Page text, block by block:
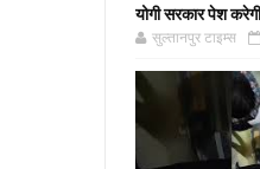
योगी सरकार पेश
सुल्तानपुर टाइम्स